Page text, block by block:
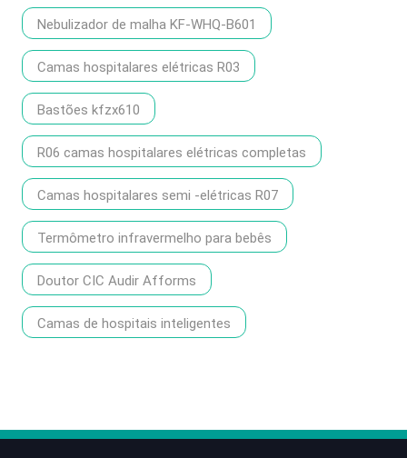
Nebulizador de malha KF-WHQ-B601
Camas hospitalares elétricas R03
Bastões kfzx610
R06 camas hospitalares elétricas completas
Camas hospitalares semi -elétricas R07
Termômetro infravermelho para bebês
Doutor CIC Audir Afforms
Camas de hospitais inteligentes